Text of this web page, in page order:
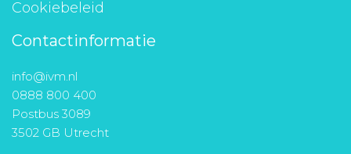
Cookiebeleid
Contactinformatie
info@ivm.nl
0888 800 400
Postbus 3089
3502 GB Utrecht